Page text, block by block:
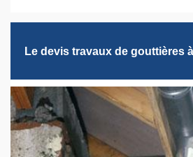
Le devis travaux de gouttières